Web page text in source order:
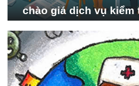
chào giá dịch vụ kiểm
Nghiên cứu Phát triển
hội_ISDS)